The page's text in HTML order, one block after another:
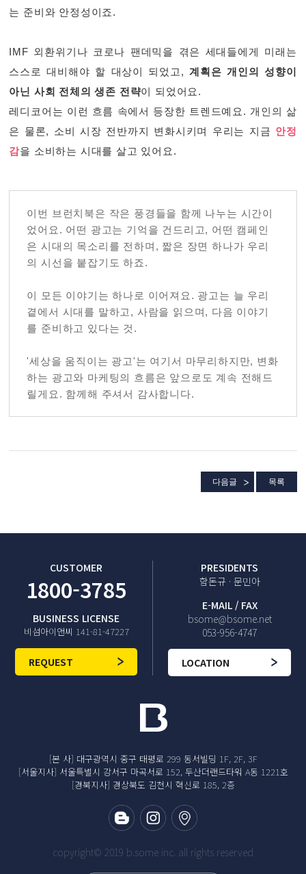
는 준비와 안정성이죠.
IMF 외환위기나 코로나 팬데믹을 겪은 세대들에게 미래는
스스로 대비해야 할 대상이 되었고,계획은 개인의 성향이
아닌 사회 전체의 생존 전략이 되었어요.
레디코어는 이런 흐름 속에서 등장한 트렌드예요. 개인의 삶
은 물론, 소비 시장 전반까지 변화시키며 우리는 지금 안정
감을 소비하는 시대를 살고 있어요.
이번 브런치북은 작은 풍경들을 함께 나누는 시간이
었어요. 어떤 광고는 기억을 건드리고, 어떤 캠페인
은 시대의 목소리를 전하며, 짧은 장면 하나가 우리
의 시선을 붙잡기도 하죠.
이 모든 이야기는 하나로 이어져요. 광고는 늘 우리
곁에서 시대를 말하고, 사람을 읽으며, 다음 이야기
를 준비하고 있다는 것.
'세상을 움직이는 광고'는 여기서 마무리하지만, 변화
하는 광고와 마케팅의 흐름은 앞으로도 계속 전해드
릴게요. 함께해 주셔서 감사합니다.
다음글 목록
CUSTOMER
1800-3785
BUSINESS LICENSE
비섬아이앤씨 141-81-47227
REQUEST
PRESIDENTS
함돈규 · 문민아
E-MAIL / FAX
bsome@bsome.net
053-956-4747
LOCATION
[본 사] 대구광역시 중구 태평로 299 동서빌딩 1F, 2F, 3F
[서울지사] 서울특별시 강서구 마곡서로 152, 두산더랜드타워 A동 1221호
[경북지사] 경상북도 김천시 혁신로 185, 2층
copyright© 2019 b.some inc. all rights reserved